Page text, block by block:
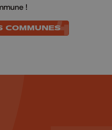
!
COMMUNES